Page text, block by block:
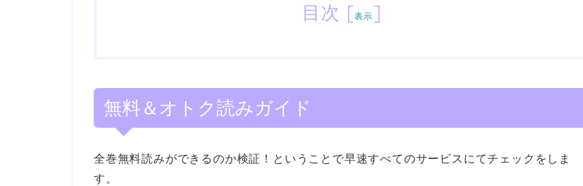
目次 [表示 ]
無料＆オトク読みガイド
全巻無料読みができるのか検証！ということで早速すべてのサービスにてチェックをしま
す。